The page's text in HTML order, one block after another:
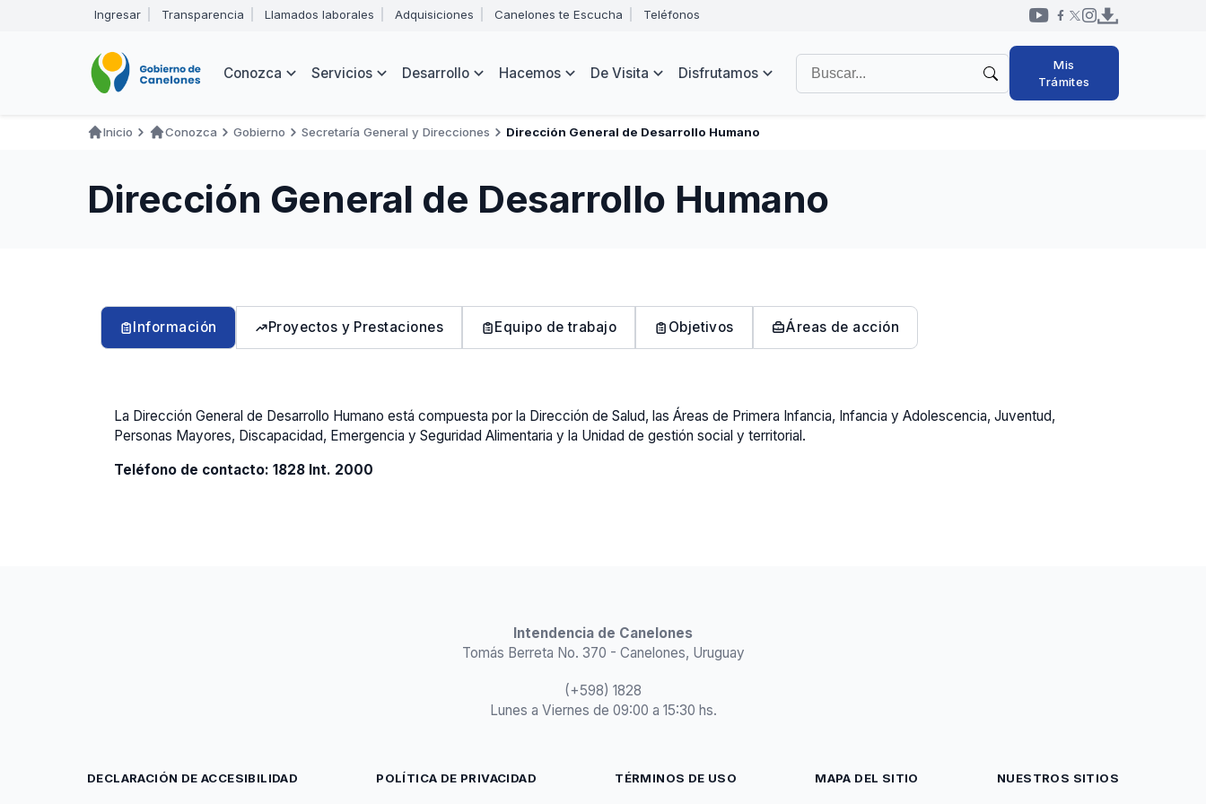
de
Abrir
menú
navegación
Ingresar Transparencia Llamados laborales Adquisiciones Canelones te Escucha Teléfonos
Redes
sociales
cabezal
Navegación
Conozca Servicios Desarrollo Hacemos De Visita Disfrutamos
Buscar
en
el
Mis
Trámites
navegación
Inicio Conozca Gobierno Secretaría General y Direcciones Dirección General de Desarrollo Humano
Dirección General de Desarrollo Humano
Información Proyectos y Prestaciones Equipo de trabajo Objetivos Áreas de acción
La Dirección General de Desarrollo Humano está compuesta por la Dirección de Salud, las Áreas de Primera Infancia, Infancia y Adolescencia, Juventud,
Personas Mayores, Discapacidad, Emergencia y Seguridad Alimentaria y la Unidad de gestión social y territorial.
Teléfono de contacto: 1828 Int. 2000
Intendencia de Canelones
Tomás Berreta No. 370 - Canelones, Uruguay
(+598) 1828
Lunes a Viernes de 09:00 a 15:30 hs.
DECLARACIÓN DE ACCESIBILIDAD POLÍTICA DE PRIVACIDAD TÉRMINOS DE USO MAPA DEL SITIO NUESTROS SITIOS